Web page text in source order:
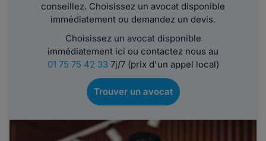
conseillez. Choisissez un avocat disponible
immédiatement ou demandez un devis.
Choisissez un avocat disponible
immédiatement ici ou contactez nous au
01 75 75 42 337j/7 (prix d'un appel local)
Trouver un avocat